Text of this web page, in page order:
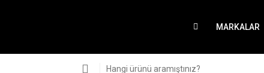
MARKALAR